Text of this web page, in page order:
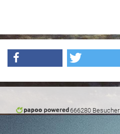
666280 Besucher